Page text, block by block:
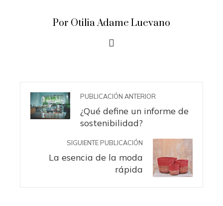
Por Otilia Adame Luevano
PUBLICACIÓN ANTERIOR
¿Qué define un informe de
sostenibilidad?
SIGUIENTE PUBLICACIÓN
La esencia de la moda
rápida